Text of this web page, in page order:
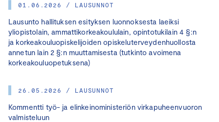
01.06.2026 / LAUSUNNOT
Lausunto hallituksen esityksen luonnoksesta laeiksi
yliopistolain, ammattikorkeakoululain, opintotukilain 4 §:n
ja korkeakouluopiskelijoiden opiskeluterveydenhuollosta
annetun lain 2 §:n muuttamisesta (tutkinto avoimena
korkeakouluopetuksena)
26.05.2026 / LAUSUNNOT
Kommentti työ- ja elinkeinoministeriön virkapuheenvuoron
valmisteluun